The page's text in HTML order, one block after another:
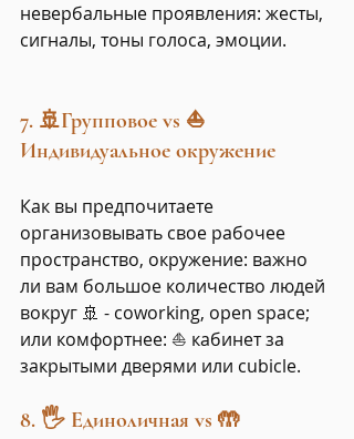
невербальные проявления: жесты,
сигналы, тоны голоса, эмоции.
7. 🚢Групповое vs ⛵
Индивидуальное окружение
Как вы предпочитаете
организовывать свое рабочее
пространство, окружение: важно
ли вам большое количество людей
вокруг 🚢 - coworking, open space;
или комфортнее: ⛵ кабинет за
закрытыми дверями или cubicle.
8. 🖐️ Единоличная vs 🤲